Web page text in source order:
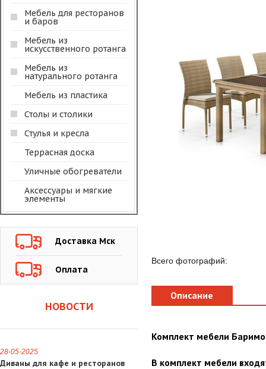
Мебель для ресторанов
и баров
Мебель из
искусственного ротанга
Мебель из
натурального ротанга
Мебель из пластика
Столы и столики
Стулья и кресла
Террасная доска
Уличные обогреватели
Аксессуары и мягкие
элементы
Доставка Мск
Оплата
НОВОСТИ
28-05-2025
Диваны для кафе и ресторанов
Всего фотографий:
Описание
Комплект мебели
В комплект мебели